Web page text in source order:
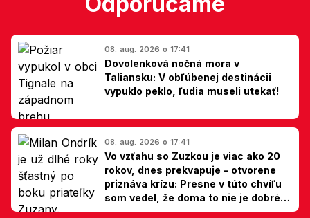
08. aug. 2026 o 17:41
Dovolenková nočná mora v
Taliansku: V obľúbenej destinácii
vypuklo peklo, ľudia museli utekať!
08. aug. 2026 o 17:41
Vo vzťahu so Zuzkou je viac ako 20
rokov, dnes prekvapuje - otvorene
priznáva krízu: Presne v túto chvíľu
som vedel, že doma to nie je dobré,
hovorí Milan Ondrík